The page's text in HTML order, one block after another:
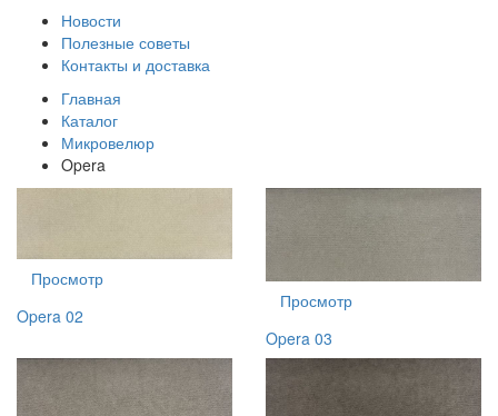
Новости
Полезные советы
Контакты и доставка
Главная
Каталог
Микровелюр
Opera
Просмотр
Opera 02
Просмотр
Opera 03